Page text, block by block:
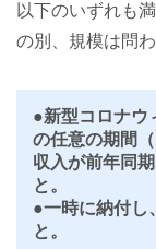
以下のいずれも
の別、規模は問
●新型コロナウ
の任意の期間
収入が前年同
と。
●一時に納付し
と。